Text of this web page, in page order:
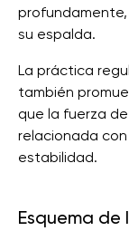
su espalda.
La práctica
también
que la fuerza
relacionada
estabilidad.
Esquema de